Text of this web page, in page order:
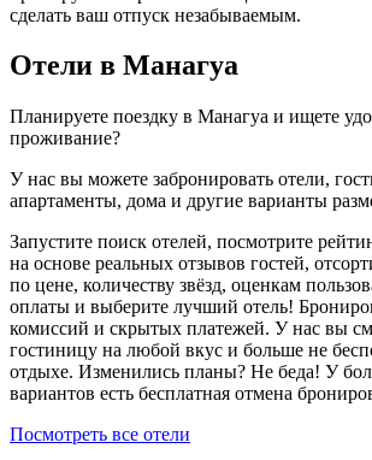
сделать ваш отпуск незабываемым.
Отели в Манагуа
Планируете поездку в Манагуа и ищете
проживание?
У нас вы можете забронировать отели,
апартаменты, дома и другие варианты
Запустите поиск отелей, посмотрите
на основе реальных отзывов гостей,
по цене, количеству звёзд, оценкам
оплаты и выберите лучший отель!
комиссий и скрытых платежей. У нас вы
гостиницу на любой вкус и больше не
отдыхе. Изменились планы? Не беда! У
вариантов есть бесплатная отмена
Посмотреть все отели